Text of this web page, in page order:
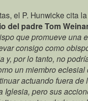
el P. Hunwicke cita la
del padre Tom
que promueve una
consigo como
y, por lo tanto, no
un miembro eclesial
actuando fuera de
Iglesia, pero sus